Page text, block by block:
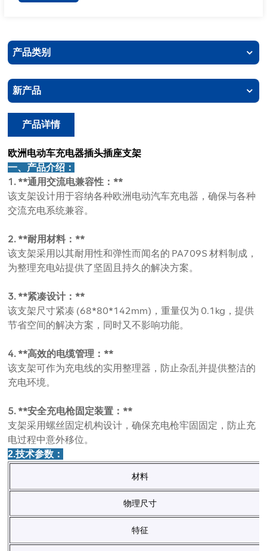
产品类别
新产品
产品详情
欧洲电动车充电器插头插座支架
一、产品介绍：
1. **通用交流电兼容性：**
该支架设计用于容纳各种欧洲电动汽车充电器，确保与各种
交流充电系统兼容。
2. **耐用材料：**
该支架采用以其耐用性和弹性而闻名的 PA709S 材料制成，
为整理充电站提供了坚固且持久的解决方案。
3. **紧凑设计：**
该支架尺寸紧凑 (68*80*142mm)，重量仅为 0.1kg，提供
节省空间的解决方案，同时又不影响功能。
4. **高效的电缆管理：**
该支架可作为充电线的实用整理器，防止杂乱并提供整洁的
充电环境。
5. **安全充电枪固定装置：**
支架采用螺丝固定机构设计，确保充电枪牢固固定，防止充
电过程中意外移位。
2.技术参数：
材料
物理尺寸
特征